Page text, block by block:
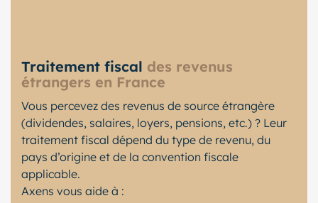
Traitement fiscal des revenus
étrangers en France
Vous percevez des revenus de source étrangère
(dividendes, salaires, loyers, pensions, etc.) ? Leur
traitement fiscal dépend du type de revenu, du
pays d’origine et de la convention fiscale
applicable.
Axens vous aide à :